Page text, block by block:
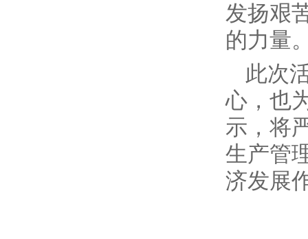
发扬艰
的力量
此次
心，也
示，将
生产管
济发展